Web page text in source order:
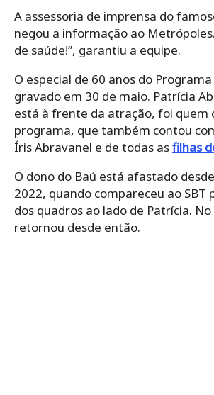
A assessoria de imprensa do
negou a informação ao
de saúde!”, garantiu a equipe.
O especial de 60 anos do
gravado em 30 de maio. Patrícia
está à frente da atração, foi quem
programa, que também contou
Íris Abravanel e de todas asfilhas
O dono do Baú está afastado
2022, quando compareceu ao SBT
dos quadros ao lado de Patrícia.
retornou desde então.